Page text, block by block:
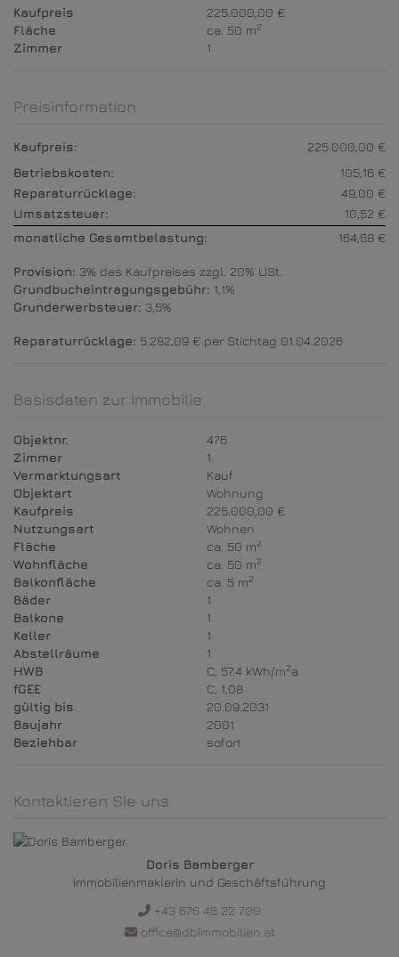
Kaufpreis
225.000,00 €
Fläche
ca. 50 m2
Zimmer 1
Preisinformation
Kaufpreis:
225.000,00 €
Betriebskosten:
105,16 €
Reparaturrücklage:
49,00 €
Umsatzsteuer:
10,52 €
monatliche Gesamtbelastung:
164,68 €
Provision: 3% des Kaufpreises zzgl. 20% USt.
Grundbucheintragungsgebühr: 1,1%
Grunderwerbsteuer: 3,5%
Reparaturrücklage: 5.282,09 € per Stichtag 01.04.2026
Basisdaten zur Immobilie
Objektnr.
476
Zimmer
1
Vermarktungsart
Kauf
Objektart
Wohnung
Kaufpreis
225.000,00 €
Nutzungsart
Wohnen
Fläche
ca. 50 m2
Wohnfläche ca. 50 m2
Balkonfläche ca. 5 m2
Bäder
1
Balkone
1
Keller
1
Abstellräume
1
HWB
C, 57.4 kWh/m2a
fGEE
C, 1,08
gültig bis
20.09.2031
Baujahr
2001
Beziehbar
sofort
Kontaktieren Sie uns
Doris Bamberger
Immobilienmaklerin und Geschäftsführung
+43 676 46 22 700
office@dbimmobilien.at